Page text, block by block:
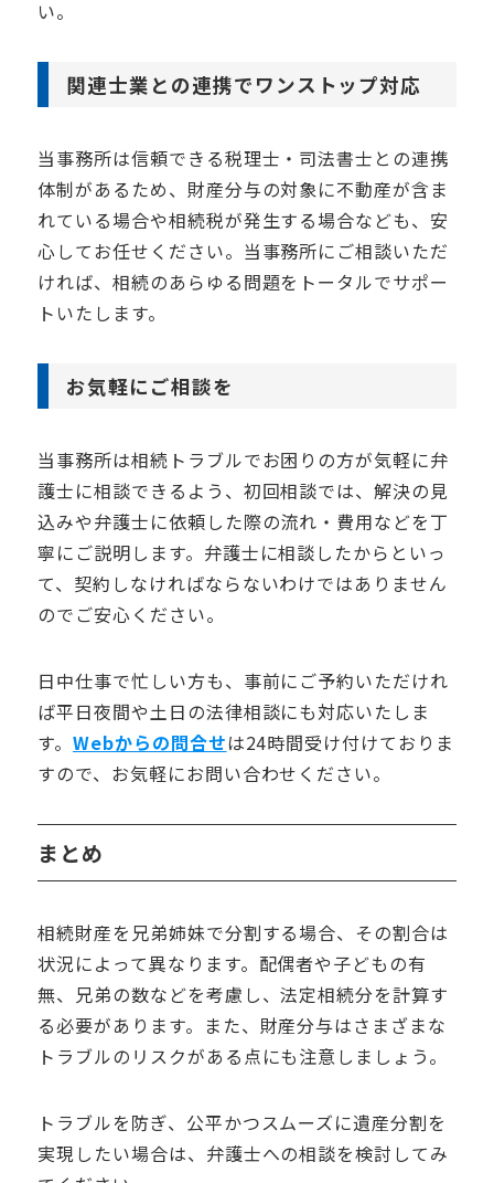
い。
関連士業との連携でワンストップ対応
当事務所は信頼できる税理士・司法書士との連携
体制があるため、財産分与の対象に不動産が含ま
れている場合や相続税が発生する場合なども、安
心してお任せください。当事務所にご相談いただ
ければ、相続のあらゆる問題をトータルでサポー
トいたします。
お気軽にご相談を
当事務所は相続トラブルでお困りの方が気軽に弁
護士に相談できるよう、初回相談では、解決の見
込みや弁護士に依頼した際の流れ・費用などを丁
寧にご説明します。弁護士に相談したからといっ
て、契約しなければならないわけではありません
のでご安心ください。
日中仕事で忙しい方も、事前にご予約いただけれ
ば平日夜間や土日の法律相談にも対応いたしま
す。 Webからの問合せは24時間受け付けておりま
すので、お気軽にお問い合わせください。
まとめ
相続財産を兄弟姉妹で分割する場合、その割合は
状況によって異なります。配偶者や子どもの有
無、兄弟の数などを考慮し、法定相続分を計算す
る必要があります。また、財産分与はさまざまな
トラブルのリスクがある点にも注意しましょう。
トラブルを防ぎ、公平かつスムーズに遺産分割を
実現したい場合は、弁護士への相談を検討してみ